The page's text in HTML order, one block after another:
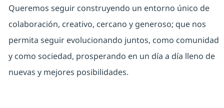
Queremos seguir construyendo un entorno único de
colaboración, creativo, cercano y generoso; que nos
permita seguir evolucionando juntos, como comunidad
y como sociedad, prosperando en un día a día lleno de
nuevas y mejores posibilidades.